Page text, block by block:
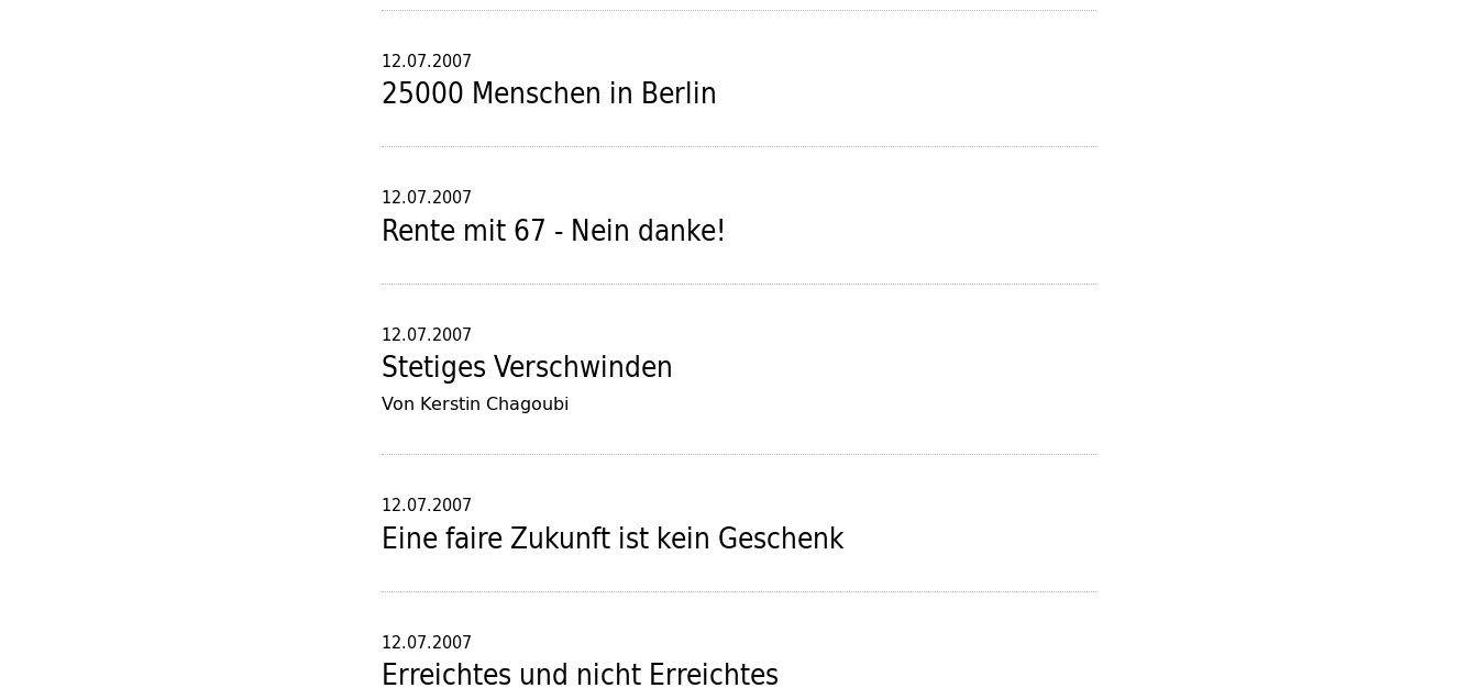
12.07.2007
25000 Menschen in Berlin
12.07.2007
Rente mit 67 - Nein danke!
12.07.2007
Stetiges Verschwinden
Von Kerstin Chagoubi
12.07.2007
Eine faire Zukunft ist kein Geschenk
12.07.2007
Erreichtes und nicht Erreichtes